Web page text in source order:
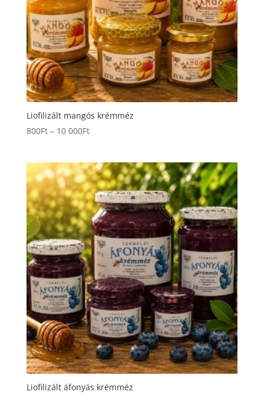
Liofilizált mangós krémméz
800Ft – 10 000FtÁrtartomány:
10
000Ft
Liofilizált áfonyás krémméz